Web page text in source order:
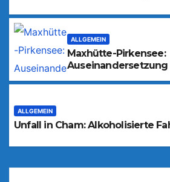
ALLGEMEIN
Maxhütte-Pirkensee:
ALLGEMEIN
Unfall in Cham: Alkoholisierte